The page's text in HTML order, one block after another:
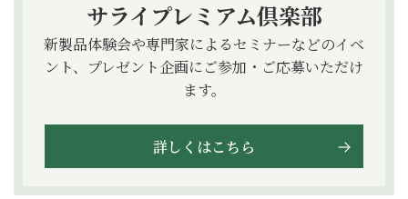
サライプレミアム倶楽部
新製品体験会や専門家によるセミナーなどのイベ
ント、プレゼント企画にご参加・ご応募いただけ
ます。
詳しくはこちら